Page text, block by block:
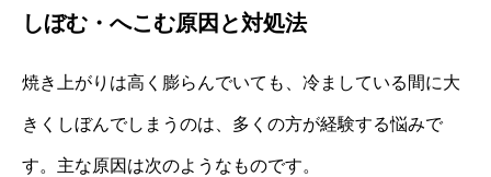
しぼむ・へこむ原因と対処法
焼き上がりは高く膨らんでいても、冷ましている間に大
きくしぼんでしまうのは、多くの方が経験する悩みで
す。主な原因は次のようなものです。